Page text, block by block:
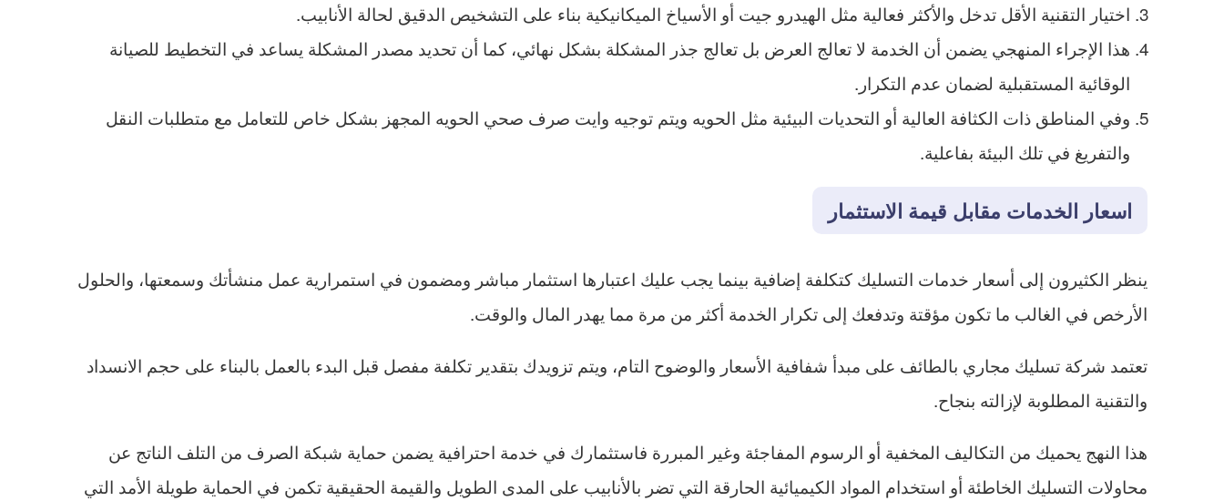
اختيار التقنية الأقل تدخل والأكثر فعالية مثل الهيدرو جيت أو الأسياخ الميكانيكية بناء على التشخيص الدقيق لحالة الأنابيب.
هذا الإجراء المنهجي يضمن أن الخدمة لا تعالج العرض بل تعالج جذر المشكلة بشكل نهائي، كما أن تحديد مصدر المشكلة يساعد في التخطيط للصيانة
الوقائية المستقبلية لضمان عدم التكرار.
وفي المناطق ذات الكثافة العالية أو التحديات البيئية مثل الحويه ويتم توجيه وايت صرف صحي الحويه المجهز بشكل خاص للتعامل مع متطلبات النقل
والتفريغ في تلك البيئة بفاعلية.
اسعار الخدمات مقابل قيمة الاستثمار
ينظر الكثيرون إلى أسعار خدمات التسليك كتكلفة إضافية بينما يجب عليك اعتبارها استثمار مباشر ومضمون في استمرارية عمل منشأتك وسمعتها، والحلول
الأرخص في الغالب ما تكون مؤقتة وتدفعك إلى تكرار الخدمة أكثر من مرة مما يهدر المال والوقت.
تعتمد شركة تسليك مجاري بالطائف على مبدأ شفافية الأسعار والوضوح التام، ويتم تزويدك بتقدير تكلفة مفصل قبل البدء بالعمل بالبناء على حجم الانسداد
والتقنية المطلوبة لإزالته بنجاح.
هذا النهج يحميك من التكاليف المخفية أو الرسوم المفاجئة وغير المبررة فاستثمارك في خدمة احترافية يضمن حماية شبكة الصرف من التلف الناتج عن
محاولات التسليك الخاطئة أو استخدام المواد الكيميائية الحارقة التي تضر بالأنابيب على المدى الطويل والقيمة الحقيقية تكمن في الحماية طويلة الأمد التي